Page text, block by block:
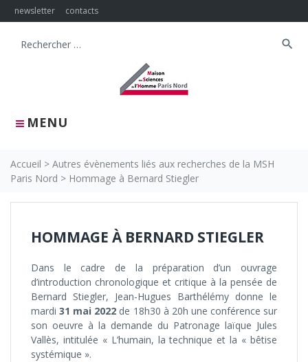
Skip
to
newsletter contacts
MENU
Search
search
Accueil > Autres évènements liés aux recherches de la MSH
Paris Nord > Hommage à Bernard Stiegler
HOMMAGE À BERNARD STIEGLER
Dans le cadre de la préparation d’un ouvrage
d’introduction chronologique et critique à la pensée de
Bernard Stiegler, Jean-Hugues Barthélémy donne le
mardi31 mai 2022 de 18h30 à 20h une conférence sur
son oeuvre à la demande du Patronage laïque Jules
Vallès, intitulée « L’humain, la technique et la « bêtise
systémique ».